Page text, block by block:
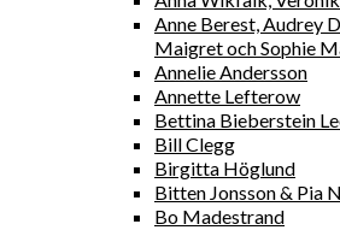
Anne Berest, Audrey
Maigret och Sophie
Annelie Andersson
Annette Lefterow
Bettina Bieberstein
Bill Clegg
Birgitta Höglund
Bitten Jonsson & Pia
Bo Madestrand